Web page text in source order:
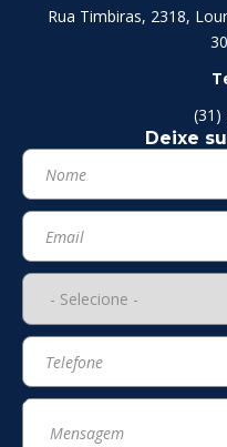
Rua Timbiras, 2318,
(31)
Deixe